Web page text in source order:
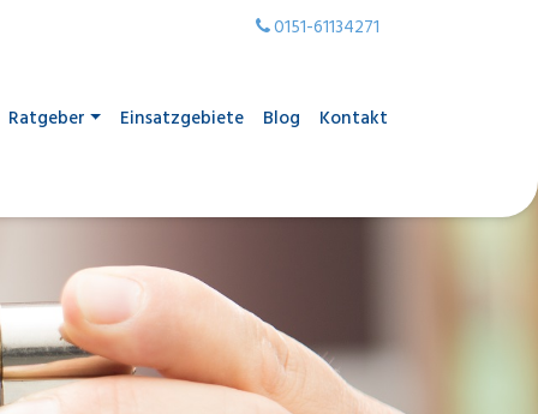
0151-61134271
Ratgeber Einsatzgebiete Blog Kontakt